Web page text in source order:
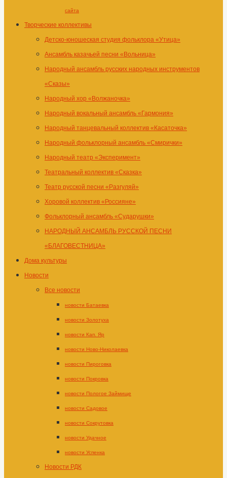
сайта
Творческие коллективы
Детско-юношеская студия фольклора «Утица»
Ансамбль казачьей песни «Вольница»
Народный ансамбль русских народных инструментов
«Сказы»
Народный хор «Волжаночка»
Народный вокальный ансамбль «Гармония»
Народный танцевальный коллектив «Касаточка»
Народный фольклорный ансамбль «Смирички»
Народный театр «Эксперимент»
Театральный коллектив «Сказка»
Театр русской песни «Разгуляй»
Хоровой коллектив «Россияне»
Фольклорный ансамбль «Сударушки»
НАРОДНЫЙ АНСАМБЛЬ РУССКОЙ ПЕСНИ
«БЛАГОВЕСТНИЦА»
Дома культуры
Новости
Все новости
новости Батаевка
новости Золотуха
новости Кап. Яр
новости Ново-Николаевка
новости Пироговка
новости Покровка
новости Пологое Займище
новости Садовое
новости Сокрутовка
новости Удачное
новости Успенка
Новости РДК